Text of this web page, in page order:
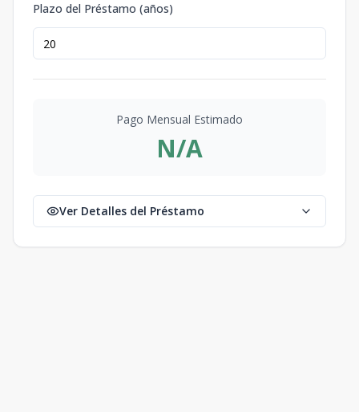
Plazo del Préstamo (años)
Pago Mensual Estimado
N/A
Ver Detalles del Préstamo